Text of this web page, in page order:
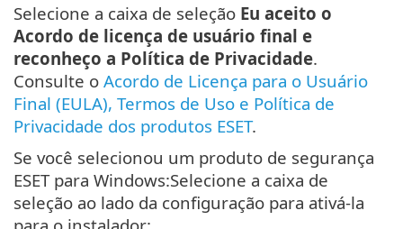
Selecione a caixa de seleção Eu aceito o
Acordo de licença de usuário final e
reconheço a Política de Privacidade.
Consulte o Acordo de Licença para o Usuário
Final (EULA), Termos de Uso e Política de
Privacidade dos produtos ESET.
Se você selecionou um produto de segurança
ESET para Windows:Selecione a caixa de
seleção ao lado da configuração para ativá-la